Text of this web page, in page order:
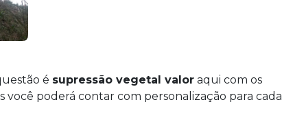
é supressão vegetal valor aqui com os
você poderá contar com personalização para cada